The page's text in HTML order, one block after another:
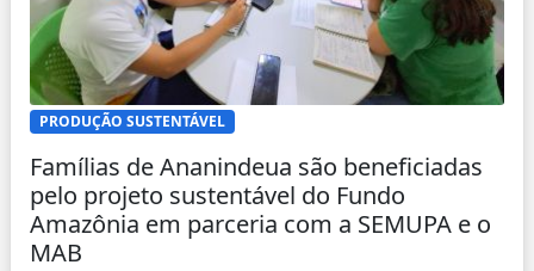
PRODUÇÃO SUSTENTÁVEL
Famílias de Ananindeua são beneficiadas
pelo projeto sustentável do Fundo
Amazônia em parceria com a SEMUPA e o
MAB